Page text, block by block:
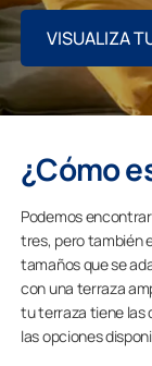
VISUALIZA
¿Cómo
Podemos
tres, pero también
tamaños que se
con una terraza
tu terraza tiene las
las opciones